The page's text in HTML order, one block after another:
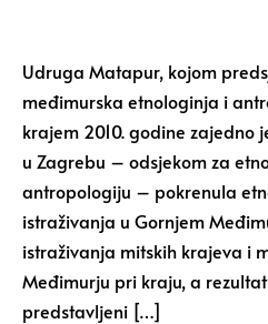
Udruga Matapur, kojom
međimurska etnologinja i
krajem 2010. godine zajedno
u Zagrebu – odsjekom za
antropologiju – pokrenula
istraživanja u Gornjem
istraživanja mitskih krajeva i
Međimurju pri kraju, a
predstavljeni […]